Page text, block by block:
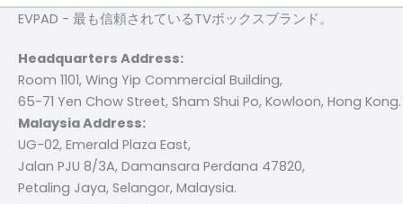
EVPAD - 最も信頼されているTVボックスブランド。
Headquarters Address:
Room 1101, Wing Yip Commercial Building,
65-71 Yen Chow Street, Sham Shui Po, Kowloon, Hong Kong.
Malaysia Address:
UG-02, Emerald Plaza East,
Jalan PJU 8/3A, Damansara Perdana 47820,
Petaling Jaya, Selangor, Malaysia.